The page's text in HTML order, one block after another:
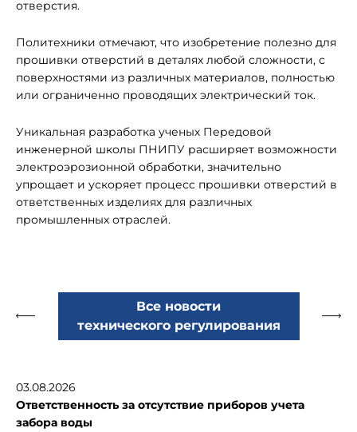
отверстия.
Политехники отмечают, что изобретение полезно для
прошивки отверстий в деталях любой сложности, с
поверхностями из различных материалов, полностью
или ограниченно проводящих электрический ток.
Уникальная разработка ученых Передовой
инженерной школы ПНИПУ расширяет возможности
электроэрозионной обработки, значительно
упрощает и ускоряет процесс прошивки отверстий в
ответственных изделиях для различных
промышленных отраслей.
Все новости
технического регулирования
03.08.2026
Ответственность за отсутствие приборов учета
забора воды